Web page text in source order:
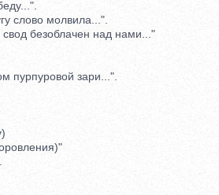
слово молвила...".
безоблачен над нами..."
зари...".